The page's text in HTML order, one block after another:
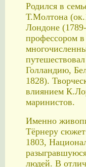
Родился в
Т.Молтона
Лондоне
профессором
Голландию,
1828).
влиянием
маринистов.
Именно
Тёрнеру
1803,
людей. В